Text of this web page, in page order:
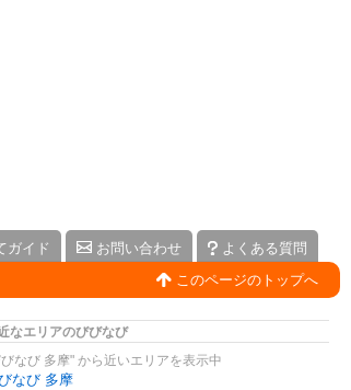
ガイド お問い合わせ
よくある質問
このページのトップへ
なエリアのびびなび
なび 多摩" から近いエリアを表示中
なび 多摩